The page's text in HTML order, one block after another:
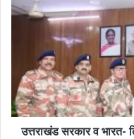
उत्तराखंड सरकार व